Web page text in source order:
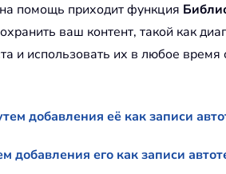
помощь приходит функция
ваш контент, такой как
и использовать их в любое время
добавления её как записи
его как записи